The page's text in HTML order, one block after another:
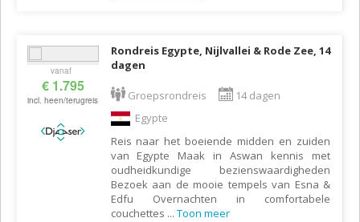
vanaf
€ 1.795
incl. heen/terugreis
Rondreis Egypte, Nijlvallei & Rode Zee, 14
dagen
Groepsrondreis
14 dagen
Egypte
Reis naar het boeiende midden en zuiden
van Egypte Maak in Aswan kennis met
oudheidkundige bezienswaardigheden
Bezoek aan de mooie tempels van Esna &
Edfu Overnachten in comfortabele
couchettes ... Toon meer